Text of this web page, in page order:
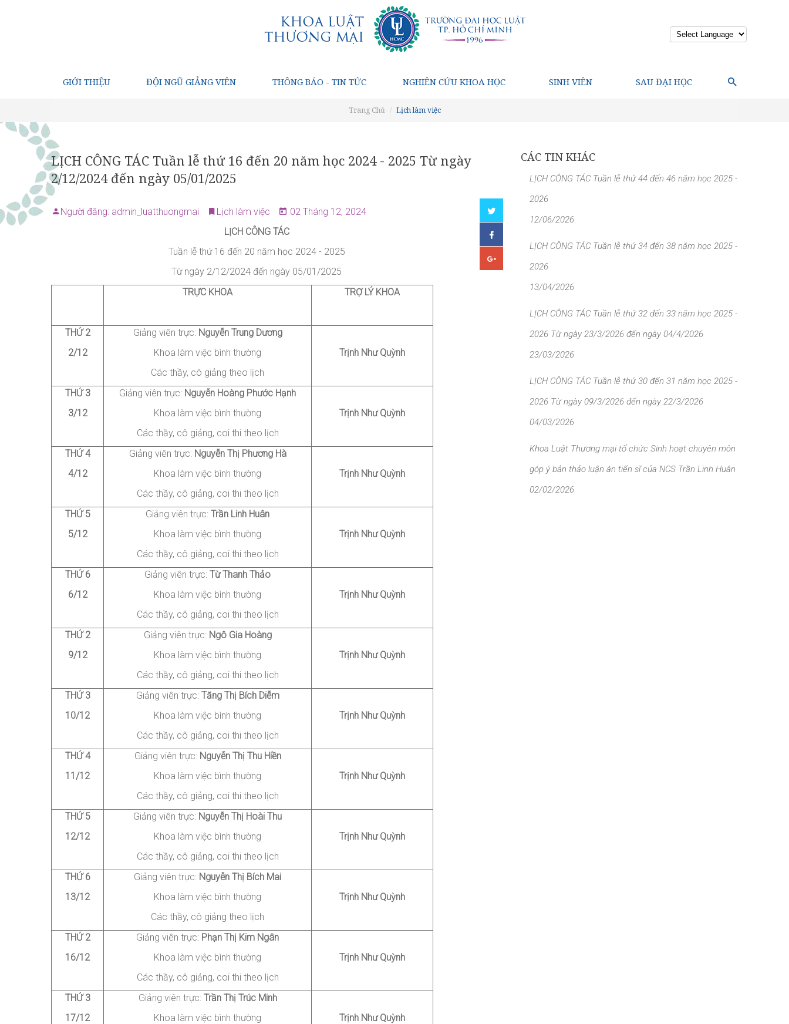
GIỚI THIỆU ĐỘI NGŨ GIẢNG VIÊN THÔNG BÁO - TIN TỨC NGHIÊN CỨU KHOA HỌC SINH VIÊN SAU ĐẠI HỌC
Trang Chủ Lịch làm việc
LỊCH CÔNG TÁC Tuần lễ thứ 16 đến 20 năm học 2024 - 2025 Từ ngày
2/12/2024 đến ngày 05/01/2025
Người đăng: admin_luatthuongmai Lịch làm việc
02 Tháng 12, 2024
LỊCH CÔNG TÁC
Tuần lễ thứ 16 đến 20 năm học 2024- 2025
Từ ngày 2/12/2024 đến ngày 05/01/2025
TRỰC KHOA
TRỢ LÝ KHOA
THỨ 2
2/12
Giảng viên trực: NguyễnTrung Dương
Khoa làm việc bình thường
Các thầy, cô giảng theo lịch
Trịnh Như Quỳnh
THỨ 3
3/12
Giảng viên trực: Nguyễn Hoàng Phước Hạnh
Khoa làm việc bình thường
Các thầy, cô giảng, coi thitheo lịch
Trịnh Như Quỳnh
THỨ 4
4/12
Giảng viên trực: NguyễnThị Phương Hà
Khoa làm việc bình thường
Các thầy, cô giảng, coi thi theo lịch
Trịnh Như Quỳnh
THỨ5
5/12
Giảng viên trực: Trần Linh Huân
Khoa làm việc bình thường
Các thầy, cô giảng, coi thitheo lịch
Trịnh Như Quỳnh
THỨ6
6/12
Giảng viên trực: TừThanh Thảo
Khoa làm việc bình thường
Các thầy, cô giảng, coi thi theo lịch
Trịnh Như Quỳnh
THỨ 2
9/12
Giảng viên trực: NgôGia Hoàng
Khoa làm việc bình thường
Các thầy, cô giảng, coi thitheo lịch
Trịnh Như Quỳnh
THỨ 3
10/12
Giảng viên trực: TăngThị Bích Diễm
Khoa làm việc bình thường
Các thầy, cô giảng, coi thitheo lịch
Trịnh Như Quỳnh
THỨ 4
11/12
Giảng viên trực: NguyễnThị Thu Hiền
Khoa làm việc bình thường
Các thầy, cô giảng, coi thitheo lịch
Trịnh Như Quỳnh
THỨ5
12/12
Giảng viên trực: Nguyễn Thị Hoài Thu
Khoa làm việc bình thường
Các thầy, cô giảng, coi thitheo lịch
Trịnh Như Quỳnh
THỨ6
13/12
Giảng viên trực: Nguyễn Thị Bích Mai
Khoa làm việc bình thường
Các thầy, cô giảng theo lịch
Trịnh Như Quỳnh
THỨ 2
16/12
Giảng viên trực: Phạn Thị Kim Ngân
Khoa làm việc bình thường
Các thầy, cô giảng, coi thitheo lịch
Trịnh Như Quỳnh
THỨ 3
17/12
Giảng viên trực: TrầnThị Trúc Minh
Khoa làm việc bình thường
Trịnh Như Quỳnh
CÁC TIN KHÁC
LỊCH CÔNG TÁC Tuần lễ thứ 44 đến 46 năm học 2025 -
2026
12/06/2026
LỊCH CÔNG TÁC Tuần lễ thứ 34 đến 38 năm học 2025 -
2026
13/04/2026
LỊCH CÔNG TÁC Tuần lễ thứ 32 đến 33 năm học 2025 -
2026 Từ ngày 23/3/2026 đến ngày 04/4/2026
23/03/2026
LỊCH CÔNG TÁC Tuần lễ thứ 30 đến 31 năm học 2025 -
2026 Từ ngày 09/3/2026 đến ngày 22/3/2026
04/03/2026
Khoa Luật Thương mại tổ chức Sinh hoạt chuyên môn
góp ý bản thảo luận án tiến sĩ của NCS Trần Linh Huân
02/02/2026